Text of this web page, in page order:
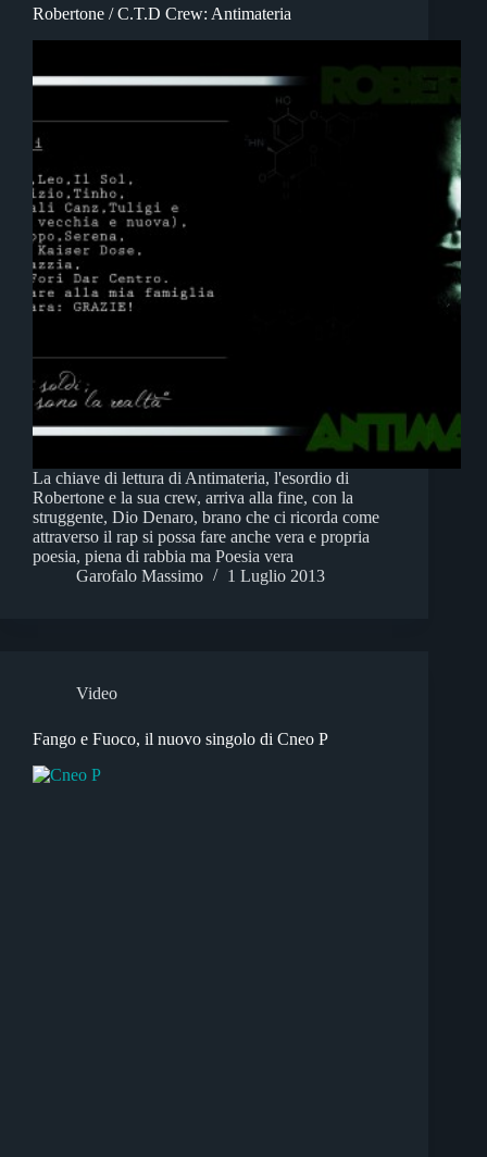
Robertone / C.T.D Crew: Antimateria
La chiave di lettura di Antimateria, l'esordio di
Robertone e la sua crew, arriva alla fine, con la
struggente, Dio Denaro, brano che ci ricorda come
attraverso il rap si possa fare anche vera e propria
poesia, piena di rabbia ma Poesia vera
Garofalo Massimo
1 Luglio 2013
Video
Fango e Fuoco, il nuovo singolo di Cneo P